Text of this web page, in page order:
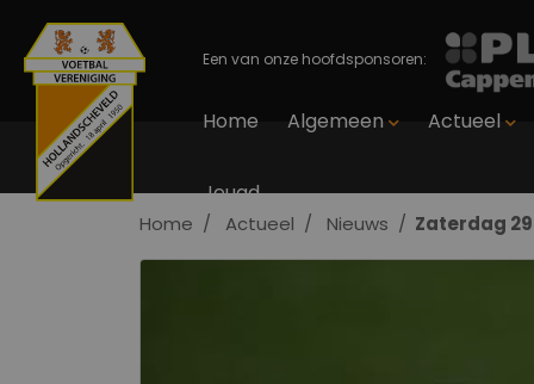
Een van onze hoofdsponsoren:
Home Algemeen Actueel
Jeugd
Home Actueel Nieuws Zaterdag